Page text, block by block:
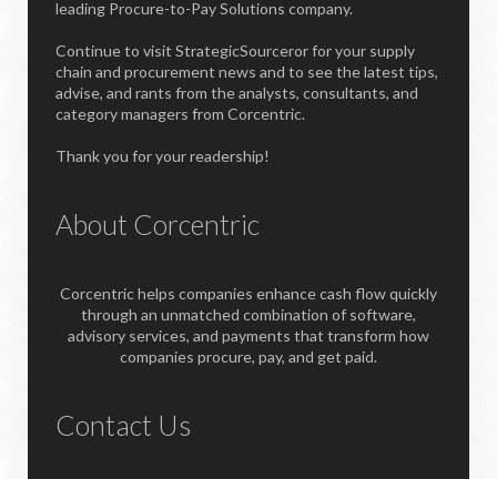
leading Procure-to-Pay Solutions company.
Continue to visit StrategicSourceror for your supply
chain and procurement news and to see the latest tips,
advise, and rants from the analysts, consultants, and
category managers from Corcentric.
Thank you for your readership!
About Corcentric
Corcentric helps companies enhance cash flow quickly
through an unmatched combination of software,
advisory services, and payments that transform how
companies procure, pay, and get paid.
Contact Us